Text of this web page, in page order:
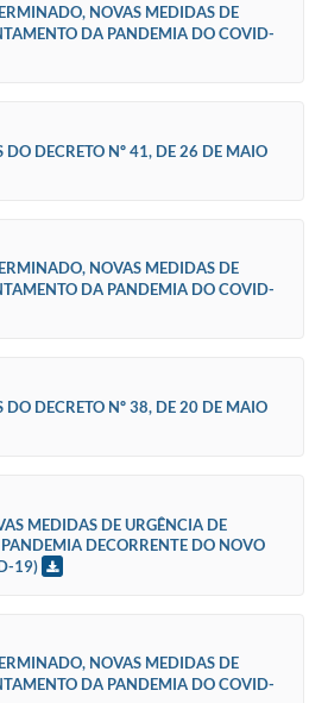
NOVAS MEDIDAS DE
DA PANDEMIA DO COVID-
DO DECRETO Nº 41, DE 26 DE MAIO
NOVAS MEDIDAS DE
DA PANDEMIA DO COVID-
DO DECRETO Nº 38, DE 20 DE MAIO
MEDIDAS DE URGÊNCIA DE
DECORRENTE DO NOVO
19)
NOVAS MEDIDAS DE
DA PANDEMIA DO COVID-